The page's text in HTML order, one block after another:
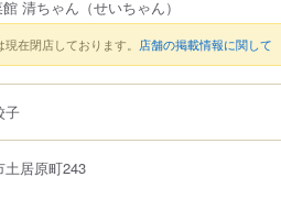
清ちゃん （せいちゃん）
現在閉店しております。 店舗の掲載情報に関して
子
土居原町243